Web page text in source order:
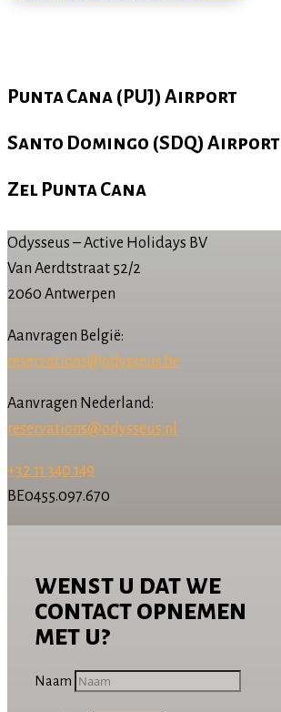
Punta Cana (PUJ) Airport
Santo Domingo (SDQ) Airport
Zel Punta Cana
Odysseus – Active Holidays BV
Van Aerdtstraat 52/2
2060 Antwerpen
Aanvragen België:
reservations@odysseus.be
Aanvragen Nederland:
reservations@odysseus.nl
+32 11 340 149
BE0455.097.670
wenst u dat we
contact opnemen
met u?
Naam